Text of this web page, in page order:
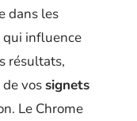
dans les
qui influence
résultats,
vossignets
Le Chrome